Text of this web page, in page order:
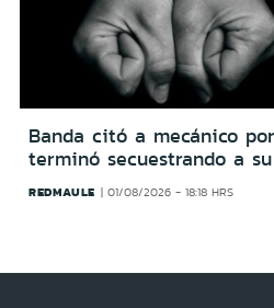
Banda citó a mecánico
terminó secuestrando a
REDMAULE 01/08/2026 - 18:18 HRS